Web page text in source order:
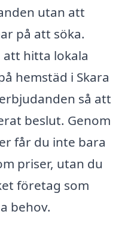
utan att
på att söka.
hitta lokala
hemstäd i Skara
så att
beslut. Genom
får du inte bara
priser, utan du
företag som
behov.